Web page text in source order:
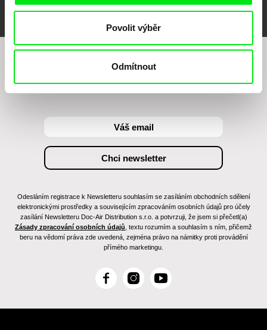
Povolit výběr
Odmítnout
Chcete být pravidelně informováni o našem
filmovém programu?
Odesláním registrace k Newsletteru souhlasím se zasíláním obchodních sdělení
elektronickými prostředky a souvisejícím zpracováním osobních údajů pro účely
zasílání Newsletteru Doc-Air Distribution s.r.o. a potvrzuji, že jsem si přečetl(a)
Zásady zpracování osobních údajů , textu rozumím a souhlasím s ním, přičemž
beru na vědomí práva zde uvedená, zejména právo na námitky proti provádění
přímého marketingu.
F
c
I
s
Y
u